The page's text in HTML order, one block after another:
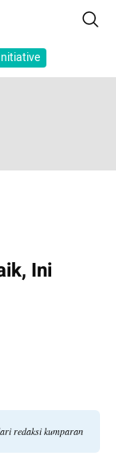
Ini
redaksi kumparan